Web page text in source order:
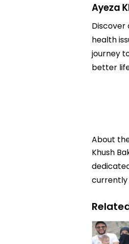
Ayeza
Discover
health
journey
better
About
Khush
currently